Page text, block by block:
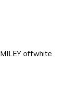
offwhite